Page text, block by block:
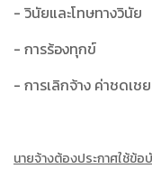
- วินัยและโทษทางวินัย
- การร้องทุกข์
- การเลิกจ้าง ค่าชดเช
นายจ้างต้องประกาศใช้ข้อ